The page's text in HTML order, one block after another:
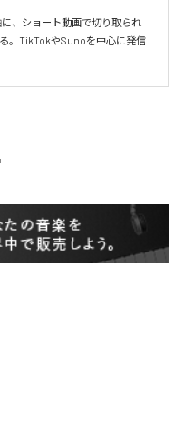
、ショート動画で切り取られ
。TikTokやSunoを中心に発信